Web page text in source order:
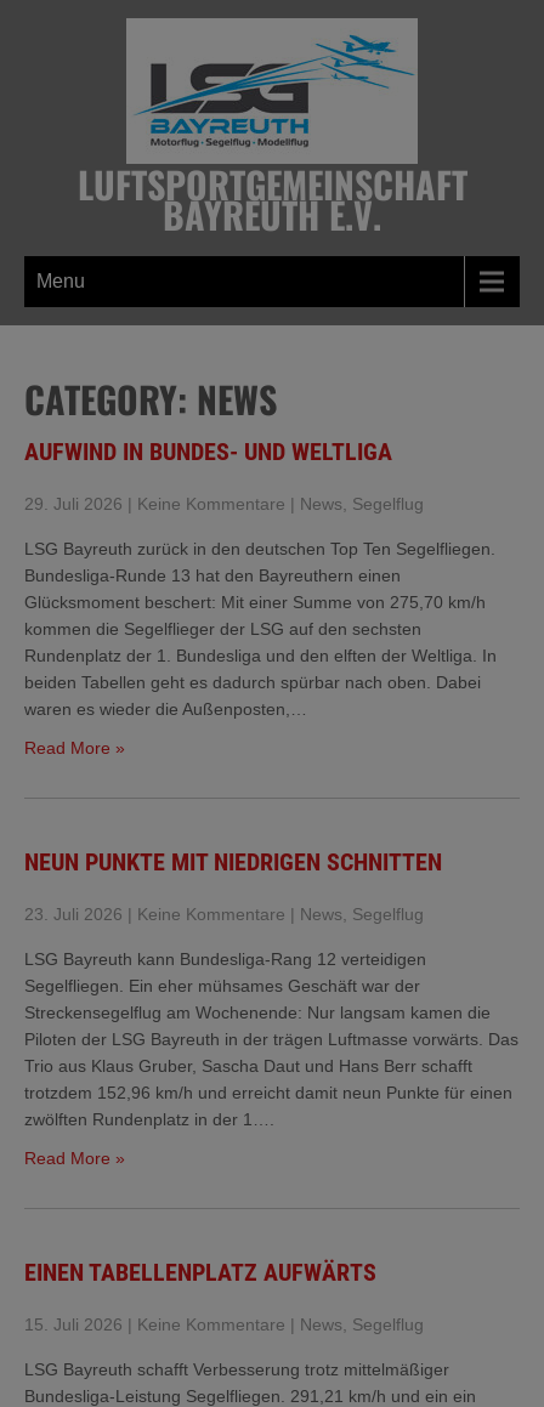
LUFTSPORTGEMEINSCHAFT
BAYREUTH E.V.
Menu
CATEGORY: NEWS
AUFWIND IN BUNDES- UND WELTLIGA
29. Juli 2026 | Keine Kommentare | News Segelflug
LSG Bayreuth zurück in den deutschen Top Ten Segelfliegen.
Bundesliga-Runde 13 hat den Bayreuthern einen
Glücksmoment beschert: Mit einer Summe von 275,70 km/h
kommen die Segelflieger der LSG auf den sechsten
Rundenplatz der 1. Bundesliga und den elften der Weltliga. In
beiden Tabellen geht es dadurch spürbar nach oben. Dabei
waren es wieder die Außenposten,…
Read More »
NEUN PUNKTE MIT NIEDRIGEN SCHNITTEN
23. Juli 2026 | Keine Kommentare | News Segelflug
LSG Bayreuth kann Bundesliga-Rang 12 verteidigen
Segelfliegen. Ein eher mühsames Geschäft war der
Streckensegelflug am Wochenende: Nur langsam kamen die
Piloten der LSG Bayreuth in der trägen Luftmasse vorwärts. Das
Trio aus Klaus Gruber, Sascha Daut und Hans Berr schafft
trotzdem 152,96 km/h und erreicht damit neun Punkte für einen
zwölften Rundenplatz in der 1….
Read More »
EINEN TABELLENPLATZ AUFWÄRTS
15. Juli 2026 | Keine Kommentare | News Segelflug
LSG Bayreuth schafft Verbesserung trotz mittelmäßiger
Bundesliga-Leistung Segelfliegen. 291,21 km/h und ein ein